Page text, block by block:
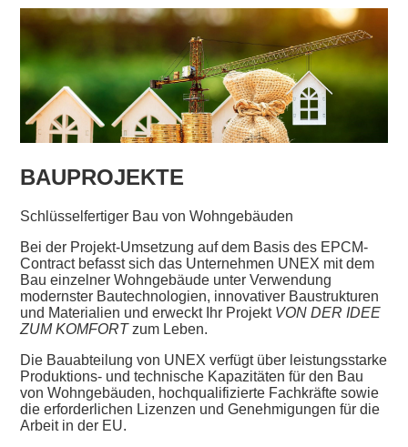
BAUPROJEKTE
Schlüsselfertiger Bau von Wohngebäuden
Bei der Projekt-Umsetzung auf dem Basis des EPCM-
Contract befasst sich das Unternehmen UNEX mit dem
Bau einzelner Wohngebäude unter Verwendung
modernster Bautechnologien, innovativer Baustrukturen
und Materialien und erweckt Ihr Projekt VON DER IDEE
ZUM KOMFORTzum Leben.
Die Bauabteilung von UNEX verfügt über leistungsstarke
Produktions- und technische Kapazitäten für den Bau
von Wohngebäuden, hochqualifizierte Fachkräfte sowie
die erforderlichen Lizenzen und Genehmigungen für die
Arbeit in der EU.